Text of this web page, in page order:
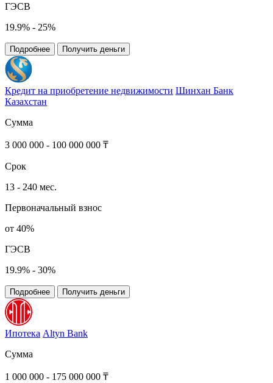
ГЭСВ
19.9% - 25%
Подробнее Получить деньги
Кредит на приобретение недвижимости Шинхан Банк
Казахстан
Сумма
3 000 000 - 100 000 000 ₸
Срок
13 - 240 мес.
Первоначальный взнос
от 40%
ГЭСВ
19.9% - 30%
Подробнее Получить деньги
Ипотека Altyn Bank
Сумма
1 000 000 - 175 000 000 ₸